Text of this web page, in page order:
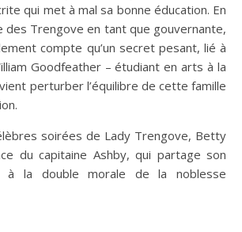
qui met à mal sa bonne éducation. En
des Trengove en tant que gouvernante,
compte qu’un secret pesant, lié à
Goodfeather – étudiant en arts à la
perturber l’équilibre de cette famille
soirées de Lady Trengove, Betty
du capitaine Ashby, qui partage son
à la double morale de la noblesse